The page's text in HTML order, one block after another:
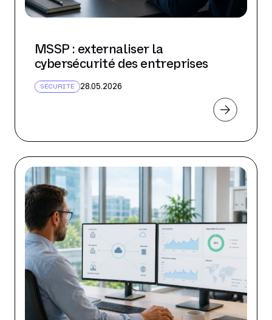
MSSP : externaliser la
cybersécurité des entreprises
SÉCURITÉ 28.05.2026